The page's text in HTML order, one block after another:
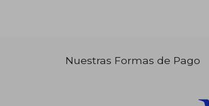
Nuestras Formas de Pago